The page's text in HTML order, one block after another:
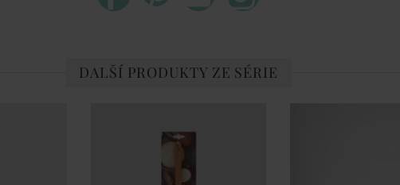
DALŠÍ PRODUKTY ZE SÉRIE